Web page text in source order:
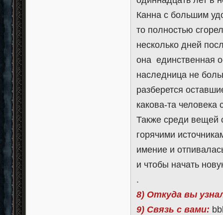
Канна с большим
то полностью
несколько дней
она единственная
наследница не
разберется
какова-та
Также среди вещей
горячими
имение и
и чтобы начать
.
8) Откуда вы
9) Связь с вами: